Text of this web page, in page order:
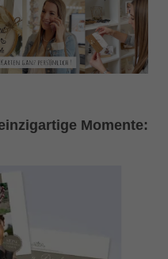
Momente: